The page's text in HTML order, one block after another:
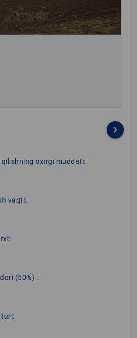
keyboard_arrow_right
oxirgi muddati:
vaqti:
(50%) :
turi: